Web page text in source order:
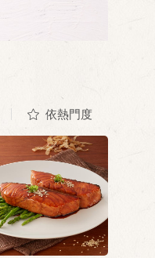
依熱門度